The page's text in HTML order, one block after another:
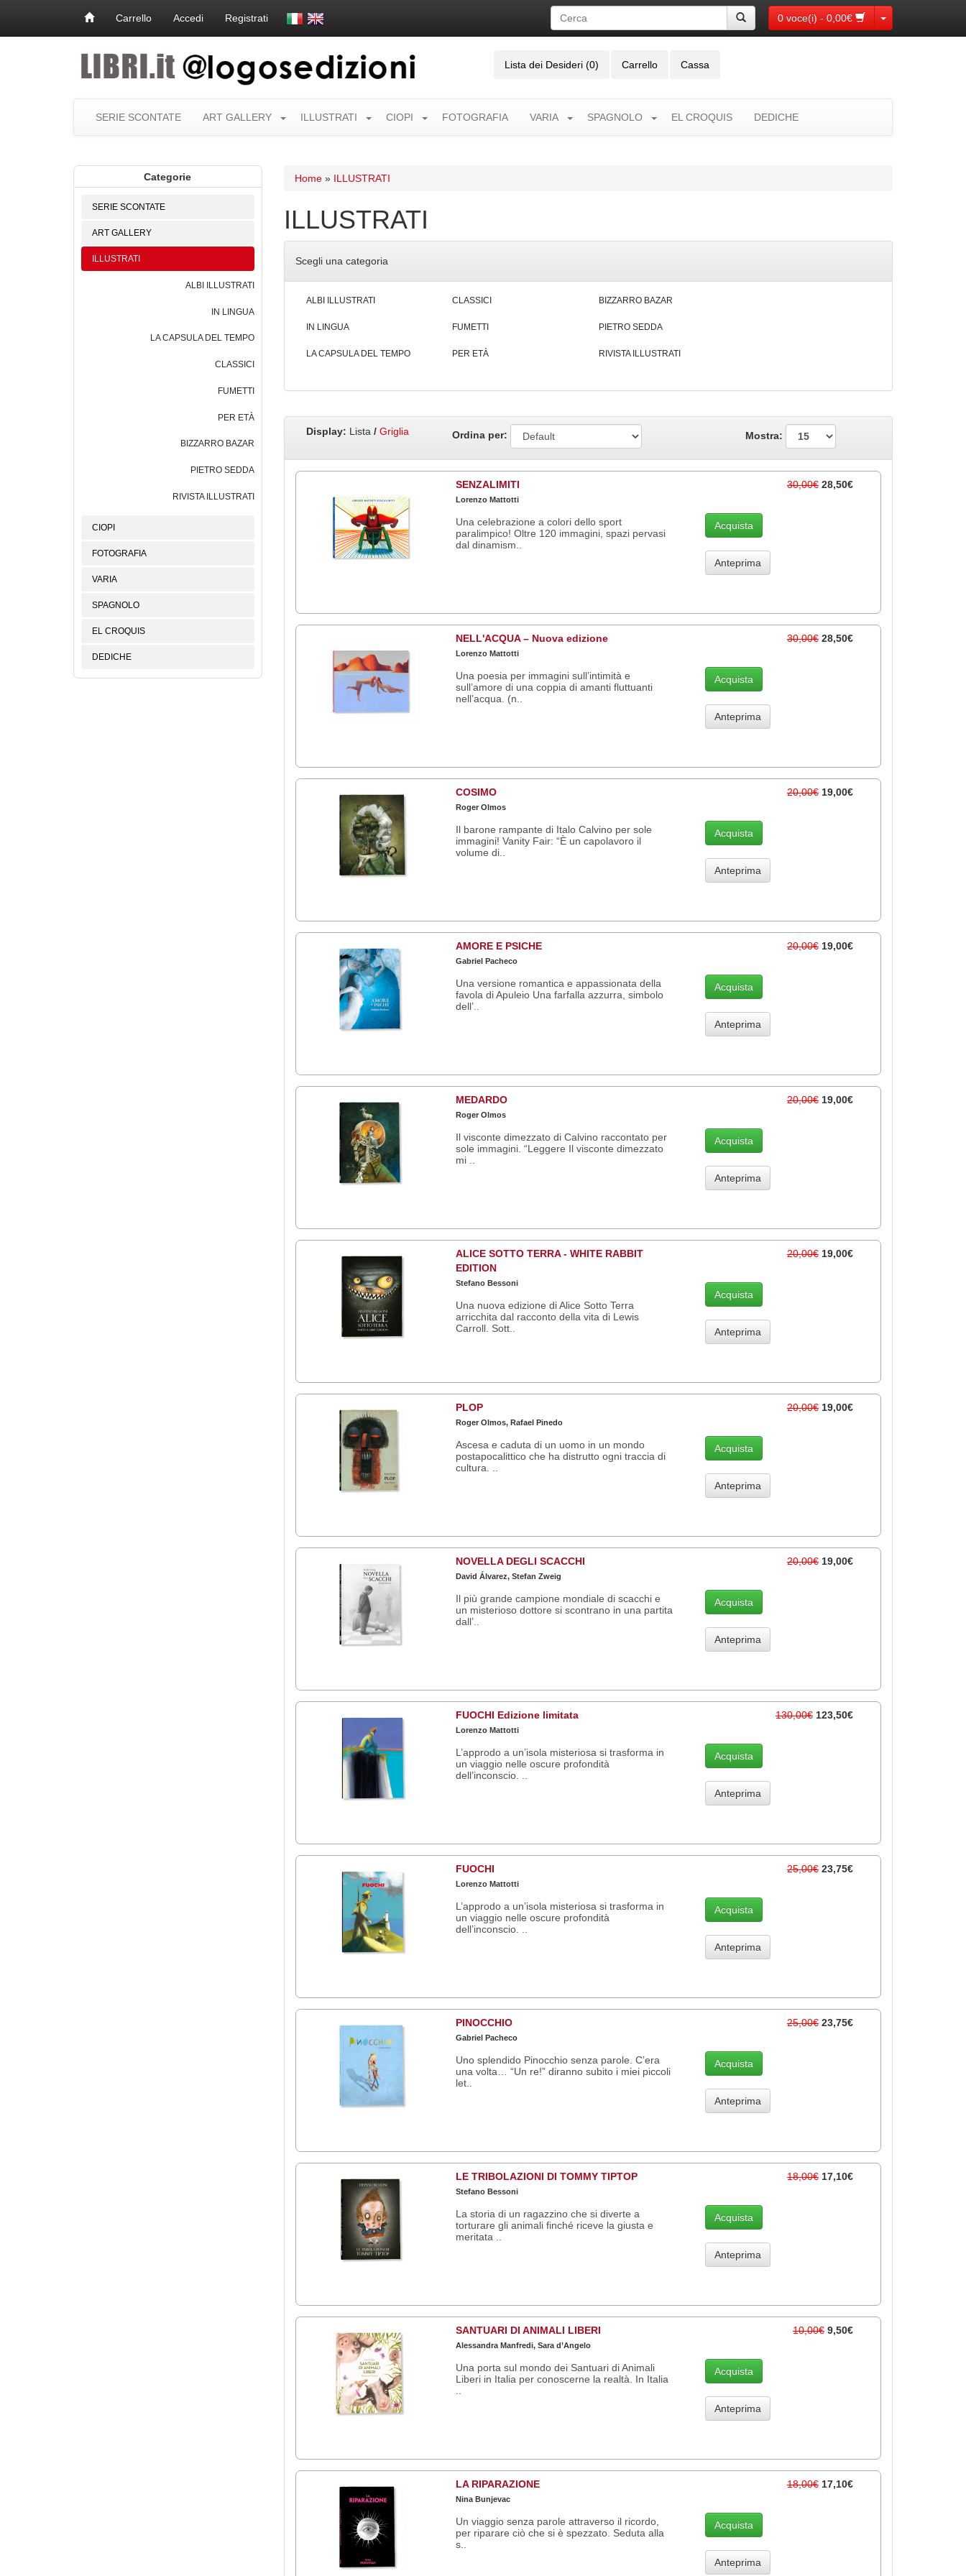
0 voce(i) - 0,00€ Toggle Dropdown
Carrello Accedi Registrati
Lista dei Desideri (0) Carrello Cassa
SERIE SCONTATE ART GALLERY ILLUSTRATI CIOPI FOTOGRAFIA VARIA SPAGNOLO EL CROQUIS DEDICHE
Categorie
SERIE SCONTATE
ART GALLERY
ILLUSTRATI
ALBI ILLUSTRATI
IN LINGUA
LA CAPSULA DEL TEMPO
CLASSICI
FUMETTI
PER ETÀ
BIZZARRO BAZAR
PIETRO SEDDA
RIVISTA ILLUSTRATI
CIOPI
FOTOGRAFIA
VARIA
SPAGNOLO
EL CROQUIS
DEDICHE
Home» ILLUSTRATI
ILLUSTRATI
Scegli una categoria
ALBI ILLUSTRATI
IN LINGUA
LA CAPSULA DEL TEMPO
CLASSICI
FUMETTI
PER ETÀ
BIZZARRO BAZAR
PIETRO SEDDA
RIVISTA ILLUSTRATI
Display: Lista / Griglia Ordina per: Mostra:
SENZALIMITI
Lorenzo Mattotti
Una celebrazione a colori dello sport
paralimpico! Oltre 120 immagini, spazi pervasi
dal dinamism..
30,00€ 28,50€
Acquista
Anteprima
NELL'ACQUA – Nuova edizione
Lorenzo Mattotti
Una poesia per immagini sull’intimità e
sull’amore di una coppia di amanti fluttuanti
nell’acqua. (n..
30,00€ 28,50€
Acquista
Anteprima
COSIMO
Roger Olmos
Il barone rampante di Italo Calvino per sole
immagini! Vanity Fair: “È un capolavoro il
volume di..
20,00€ 19,00€
Acquista
Anteprima
AMORE E PSICHE
Gabriel Pacheco
Una versione romantica e appassionata della
favola di Apuleio Una farfalla azzurra, simbolo
dell’..
20,00€ 19,00€
Acquista
Anteprima
MEDARDO
Roger Olmos
Il visconte dimezzato di Calvino raccontato per
sole immagini. “Leggere Il visconte dimezzato
mi ..
20,00€ 19,00€
Acquista
Anteprima
ALICE SOTTO TERRA - WHITE RABBIT
EDITION
Stefano Bessoni
Una nuova edizione di Alice Sotto Terra
arricchita dal racconto della vita di Lewis
Carroll. Sott..
20,00€ 19,00€
Acquista
Anteprima
PLOP
Roger Olmos, Rafael Pinedo
Ascesa e caduta di un uomo in un mondo
postapocalittico che ha distrutto ogni traccia di
cultura. ..
20,00€ 19,00€
Acquista
Anteprima
NOVELLA DEGLI SCACCHI
David Álvarez, Stefan Zweig
Il più grande campione mondiale di scacchi e
un misterioso dottore si scontrano in una partita
dall’..
20,00€ 19,00€
Acquista
Anteprima
FUOCHI Edizione limitata
Lorenzo Mattotti
L’approdo a un’isola misteriosa si trasforma in
un viaggio nelle oscure profondità
dell’inconscio. ..
130,00€ 123,50€
Acquista
Anteprima
FUOCHI
Lorenzo Mattotti
L’approdo a un’isola misteriosa si trasforma in
un viaggio nelle oscure profondità
dell’inconscio. ..
25,00€ 23,75€
Acquista
Anteprima
PINOCCHIO
Gabriel Pacheco
Uno splendido Pinocchio senza parole. C’era
una volta… “Un re!” diranno subito i miei piccoli
let..
25,00€ 23,75€
Acquista
Anteprima
LE TRIBOLAZIONI DI TOMMY TIPTOP
Stefano Bessoni
La storia di un ragazzino che si diverte a
torturare gli animali finché riceve la giusta e
meritata ..
18,00€ 17,10€
Acquista
Anteprima
SANTUARI DI ANIMALI LIBERI
Alessandra Manfredi, Sara d’Angelo
Una porta sul mondo dei Santuari di Animali
Liberi in Italia per conoscerne la realtà. In Italia
10,00€ 9,50€
Acquista
Anteprima
LA RIPARAZIONE
Nina Bunjevac
Un viaggio senza parole attraverso il ricordo,
per riparare ciò che si è spezzato. Seduta alla
s..
18,00€ 17,10€
Acquista
Anteprima